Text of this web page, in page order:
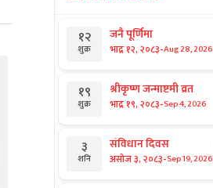
१२
शुक्र
जनै पूर्णिमा
भाद्र १२, २०८३-Aug 28, 2026
१९
शुक्र
श्रीकृष्ण जन्माष्टमी व्रत
भाद्र १९, २०८३-Sep 4, 2026
३
शनि
संविधान दिवस
असोज ३, २०८३-Sep 19, 2026